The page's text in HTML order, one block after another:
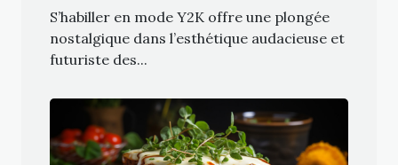
S’habiller en mode Y2K offre une plongée
nostalgique dans l’esthétique audacieuse et
futuriste des...